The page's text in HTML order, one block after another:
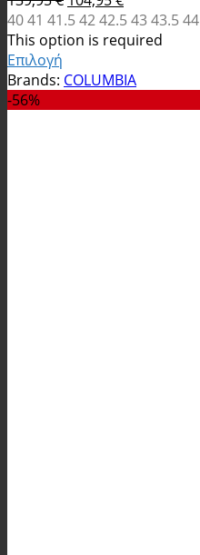
was:
139,95 €.
τιμή
είναι:
price
was:
τρέχουσα
τιμή
104,95 €.
4041 41.54242.54343.544
This option is required
Επιλογή
Αυτό
το
Brands: COLUMBIA
-56%